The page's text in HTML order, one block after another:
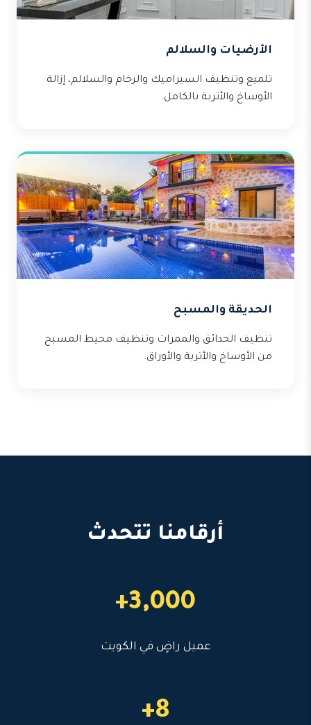
الأرضيات والسلالم
تلميع وتنظيف السيراميك والرخام والسلالم، إزالة
الأوساخ والأتربة بالكامل.
الحديقة والمسبح
تنظيف الحدائق والممرات وتنظيف محيط المسبح
من الأوساخ والأتربة والأوراق.
أرقامنا تتحدث
3,000+
عميل راضٍ في الكويت
8+